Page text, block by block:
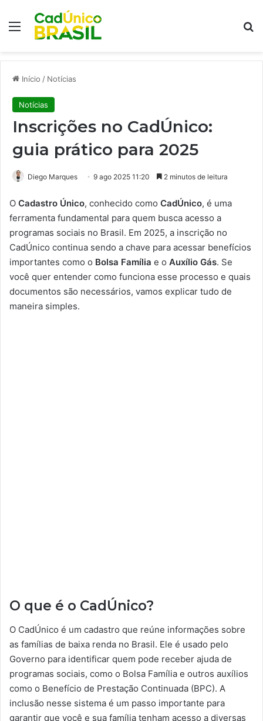
Menu
Início / Notícias
Notícias
Inscrições no CadÚnico:
guia prático para 2025
Diego Marques 9 ago 2025 11:20 2 minutos de leitura
O Cadastro Único, conhecido como CadÚnico, é uma
ferramenta fundamental para quem busca acesso a
programas sociais no Brasil. Em 2025, a inscrição no
CadÚnico continua sendo a chave para acessar benefícios
importantes como o Bolsa Família e o Auxílio Gás. Se
você quer entender como funciona esse processo e quais
documentos são necessários, vamos explicar tudo de
maneira simples.
O que é o CadÚnico?
O CadÚnico é um cadastro que reúne informações sobre
as famílias de baixa renda no Brasil. Ele é usado pelo
Governo para identificar quem pode receber ajuda de
programas sociais, como o Bolsa Família e outros auxílios
como o Benefício de Prestação Continuada (BPC). A
inclusão nesse sistema é um passo importante para
garantir que você e sua família tenham acesso a diversas